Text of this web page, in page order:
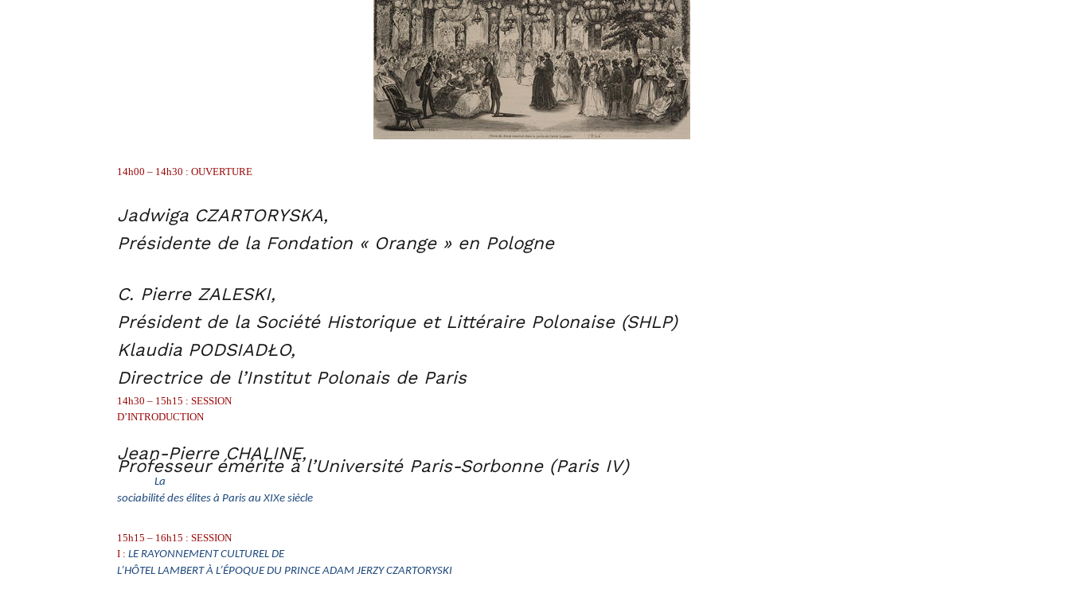
14h00 – 14h30 : OUVERTURE
Jadwiga CZARTORYSKA,
Présidente de la Fondation « Orange » en Pologne
C. Pierre ZALESKI,
Président de la Société Historique et Littéraire Polonaise (SHLP)
Klaudia PODSIADŁO,
Directrice de l’Institut Polonais de Paris
14h30 – 15h15 : SESSION
D’INTRODUCTION
Jean-Pierre CHALINE,
Professeur émérite à l’Université Paris-Sorbonne (Paris IV)
La
sociabilité des élites à Paris au XIXe siècle
15h15 – 16h15 : SESSION
I : LE RAYONNEMENT CULTUREL DE
L’HÔTEL LAMBERT À L’ÉPOQUE DU PRINCE ADAM JERZY CZARTORYSKI